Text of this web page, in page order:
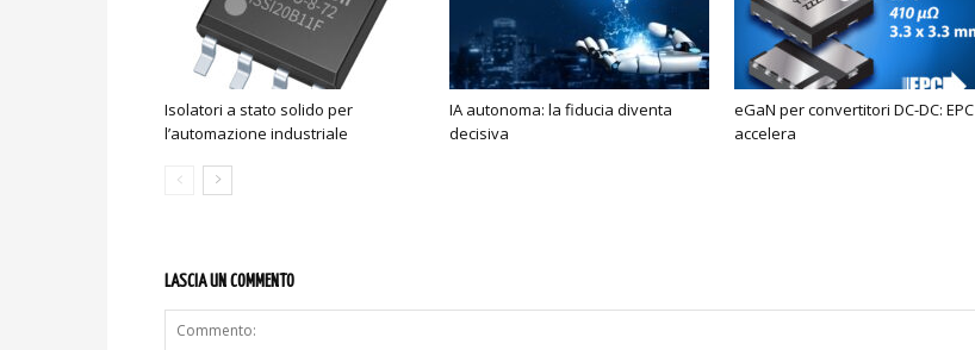
Isolatori a stato solido per
l’automazione industriale
IA autonoma: la fiducia diventa
decisiva
eGaN per convertitori DC-DC: EPC
accelera
LASCIA UN COMMENTO